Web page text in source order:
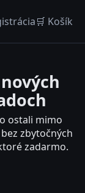
🛒 Košík
ostali mimo
zbytočných
zadarmo.